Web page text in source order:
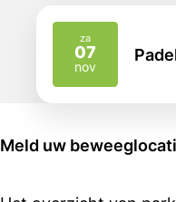
za
07
nov
2026
Meld uw